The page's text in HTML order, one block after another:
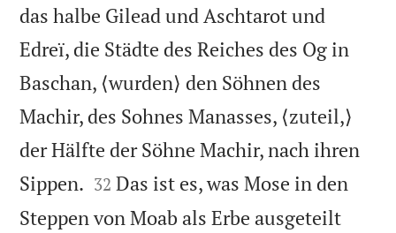
das halbe Gilead und Aschtarot und
Edreï, die Städte des Reiches des Og in
Baschan, ⟨wurden⟩ den Söhnen des
Machir, des Sohnes Manasses, ⟨zuteil,⟩
der Hälfte der Söhne Machir, nach ihren
Sippen. 

32 Das ist es, was Mose in den
Steppen von Moab als Erbe ausgeteilt